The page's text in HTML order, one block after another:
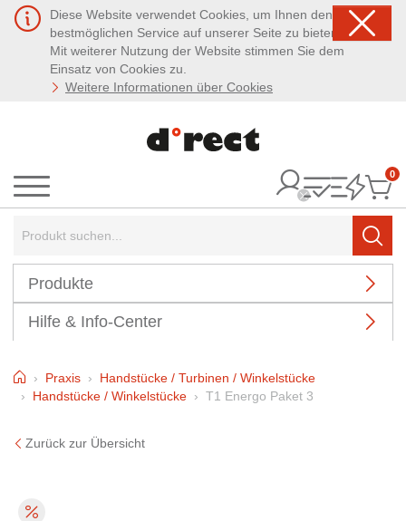
Diese Website verwendet Cookies, um Ihnen den
bestmöglichen Service auf unserer Seite zu bieten.
Mit weiterer Nutzung der Website stimmen Sie dem
Einsatz von Cookies zu.
Weitere Informationen über Cookies
Menü
0
Produkte
Hilfe & Info-Center
HomePraxis
Handstücke / Turbinen / Winkelstücke
Handstücke / Winkelstücke
T1 Energo Paket 3
Zurück zur Übersicht